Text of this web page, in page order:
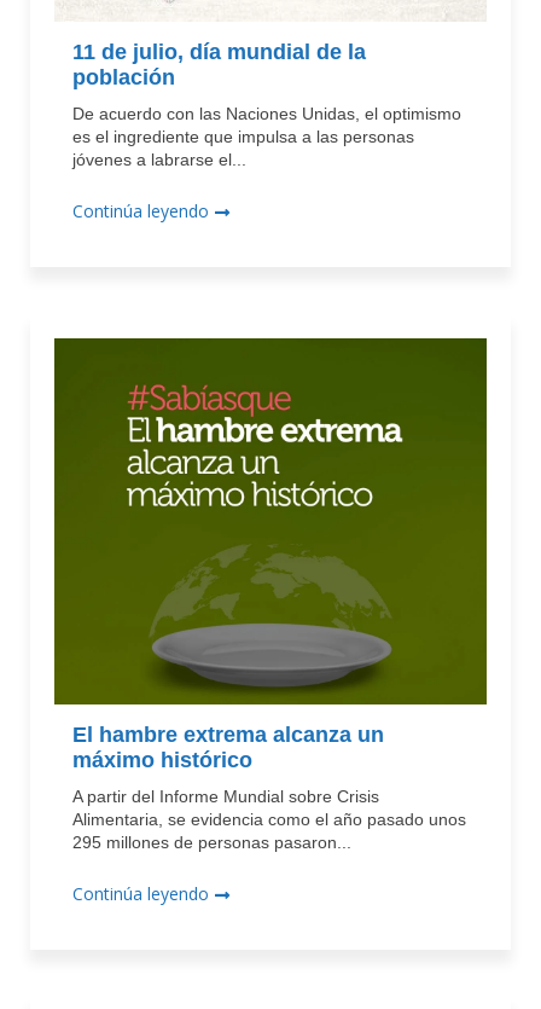
11 de julio, día mundial de la
población
De acuerdo con las Naciones Unidas, el optimismo
es el ingrediente que impulsa a las personas
jóvenes a labrarse el...
Continúa leyendo
El hambre extrema alcanza un
máximo histórico
A partir del Informe Mundial sobre Crisis
Alimentaria, se evidencia como el año pasado unos
295 millones de personas pasaron...
Continúa leyendo